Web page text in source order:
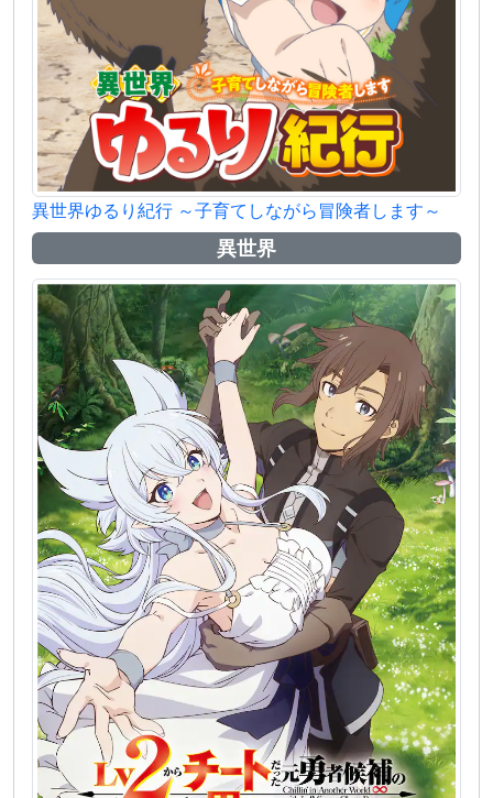
異世界ゆるり紀行 ～子育てしながら冒険者します～
異世界